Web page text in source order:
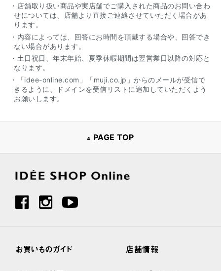
・店舗取り扱い商品や実店舗でご購入された商品のお問い合わ
せについては、店舗より直接ご連絡させていただく場合があ
ります。
・内容によっては、回答にお時間を頂戴する場合や、回答でき
ない場合があります。
・土日祝日、年末年始、夏季休暇期間は翌営業日以降の対応と
なります。
・「idee-online.com」「muji.co.jp」からのメールが受信で
きるように、ドメインを受信リストに追加していただくよう
お願いします。
PAGE TOP
お買いものガイド 店舗情報